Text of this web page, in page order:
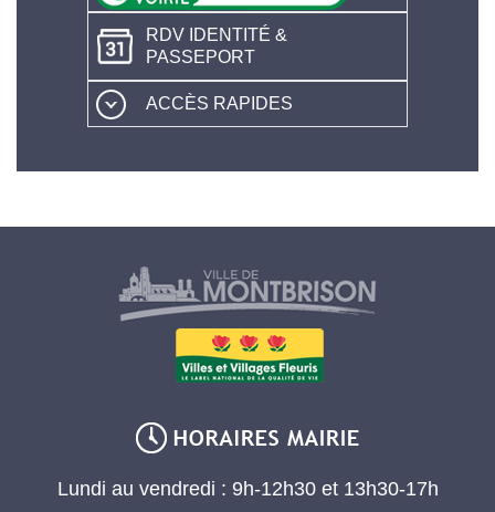
RDV IDENTITÉ &
PASSEPORT
ACCÈS RAPIDES
Lundi au vendredi : 9h-12h30 et 13h30-17h